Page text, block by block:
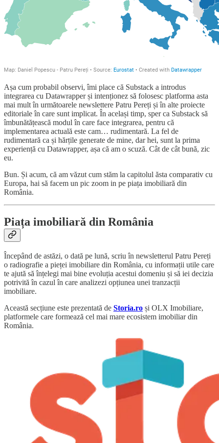
Așa cum probabil observi, îmi place că Substack a introdus
integrarea cu Datawrapper și intenționez să folosesc platforma asta
mai mult în următoarele newslettere Patru Pereți și în alte proiecte
editoriale în care sunt implicat. În același timp, sper ca Substack să
îmbunătățească modul în care face integrarea, pentru că
implementarea actuală este cam… rudimentară. La fel de
rudimentară ca și hărțile generate de mine, dar hei, sunt la prima
experiență cu Datawrapper, așa că am o scuză. Cât de cât bună, zic
eu.
Bun. Și acum, că am văzut cum stăm la capitolul ăsta comparativ cu
Europa, hai să facem un pic zoom in pe piața imobiliară din
România.
Piața imobiliară din România
Începând de astăzi, o dată pe lună, scriu în newsletterul Patru Pereți
o radiografie a pieței imobiliare din România, cu informații utile care
te ajută să înțelegi mai bine evoluția acestui domeniu și să iei decizia
potrivită în cazul în care analizezi opțiunea unei tranzacții
imobiliare.
Această secțiune este prezentată de Storia.ro și OLX Imobiliare,
platformele care formează cel mai mare ecosistem imobiliar din
România.